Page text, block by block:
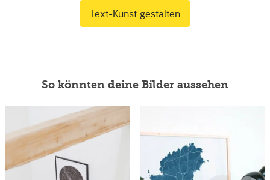
Text-Kunst gestalten
So könnten deine Bilder aussehen